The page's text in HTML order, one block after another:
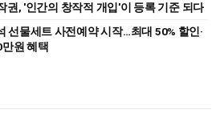
권, '인간의 창작적 개입'이 등록 기준 되다
선물세트 사전예약 시작…최대 50% 할인·
원 혜택